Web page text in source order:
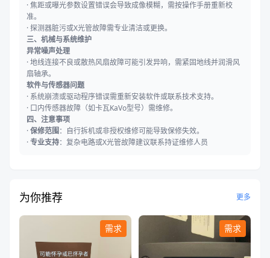
· 焦距或曝光参数设置错误会导致成像模糊，需按操作手册重新校
准。
· 探测器脏污或X光管故障需专业清洁或更换。
三、机械与系统维护
异常噪声处理
· 地线连接不良或散热风扇故障可能引发异响，需紧固地线并润滑风
扇轴承。
软件与传感器问题
· 系统崩溃或驱动程序错误需重新安装软件或联系技术支持。
· 口内传感器故障（如卡瓦KaVo型号）需维修。
四、注意事项
·保修范围 ：自行拆机或非授权维修可能导致保修失效。
·专业支持：复杂电路或X光管故障建议联系持证维修人员
为你推荐 更多
需求 需求